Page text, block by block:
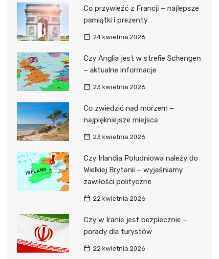
Co przywieźć z Francji – najlepsze
pamiątki i prezenty
24 kwietnia 2026
Czy Anglia jest w strefie Schengen
– aktualne informacje
23 kwietnia 2026
Co zwiedzić nad morzem –
najpiękniejsze miejsca
23 kwietnia 2026
Czy Irlandia Południowa należy do
Wielkiej Brytanii – wyjaśniamy
zawiłości polityczne
22 kwietnia 2026
Czy w Iranie jest bezpiecznie –
porady dla turystów
22 kwietnia 2026